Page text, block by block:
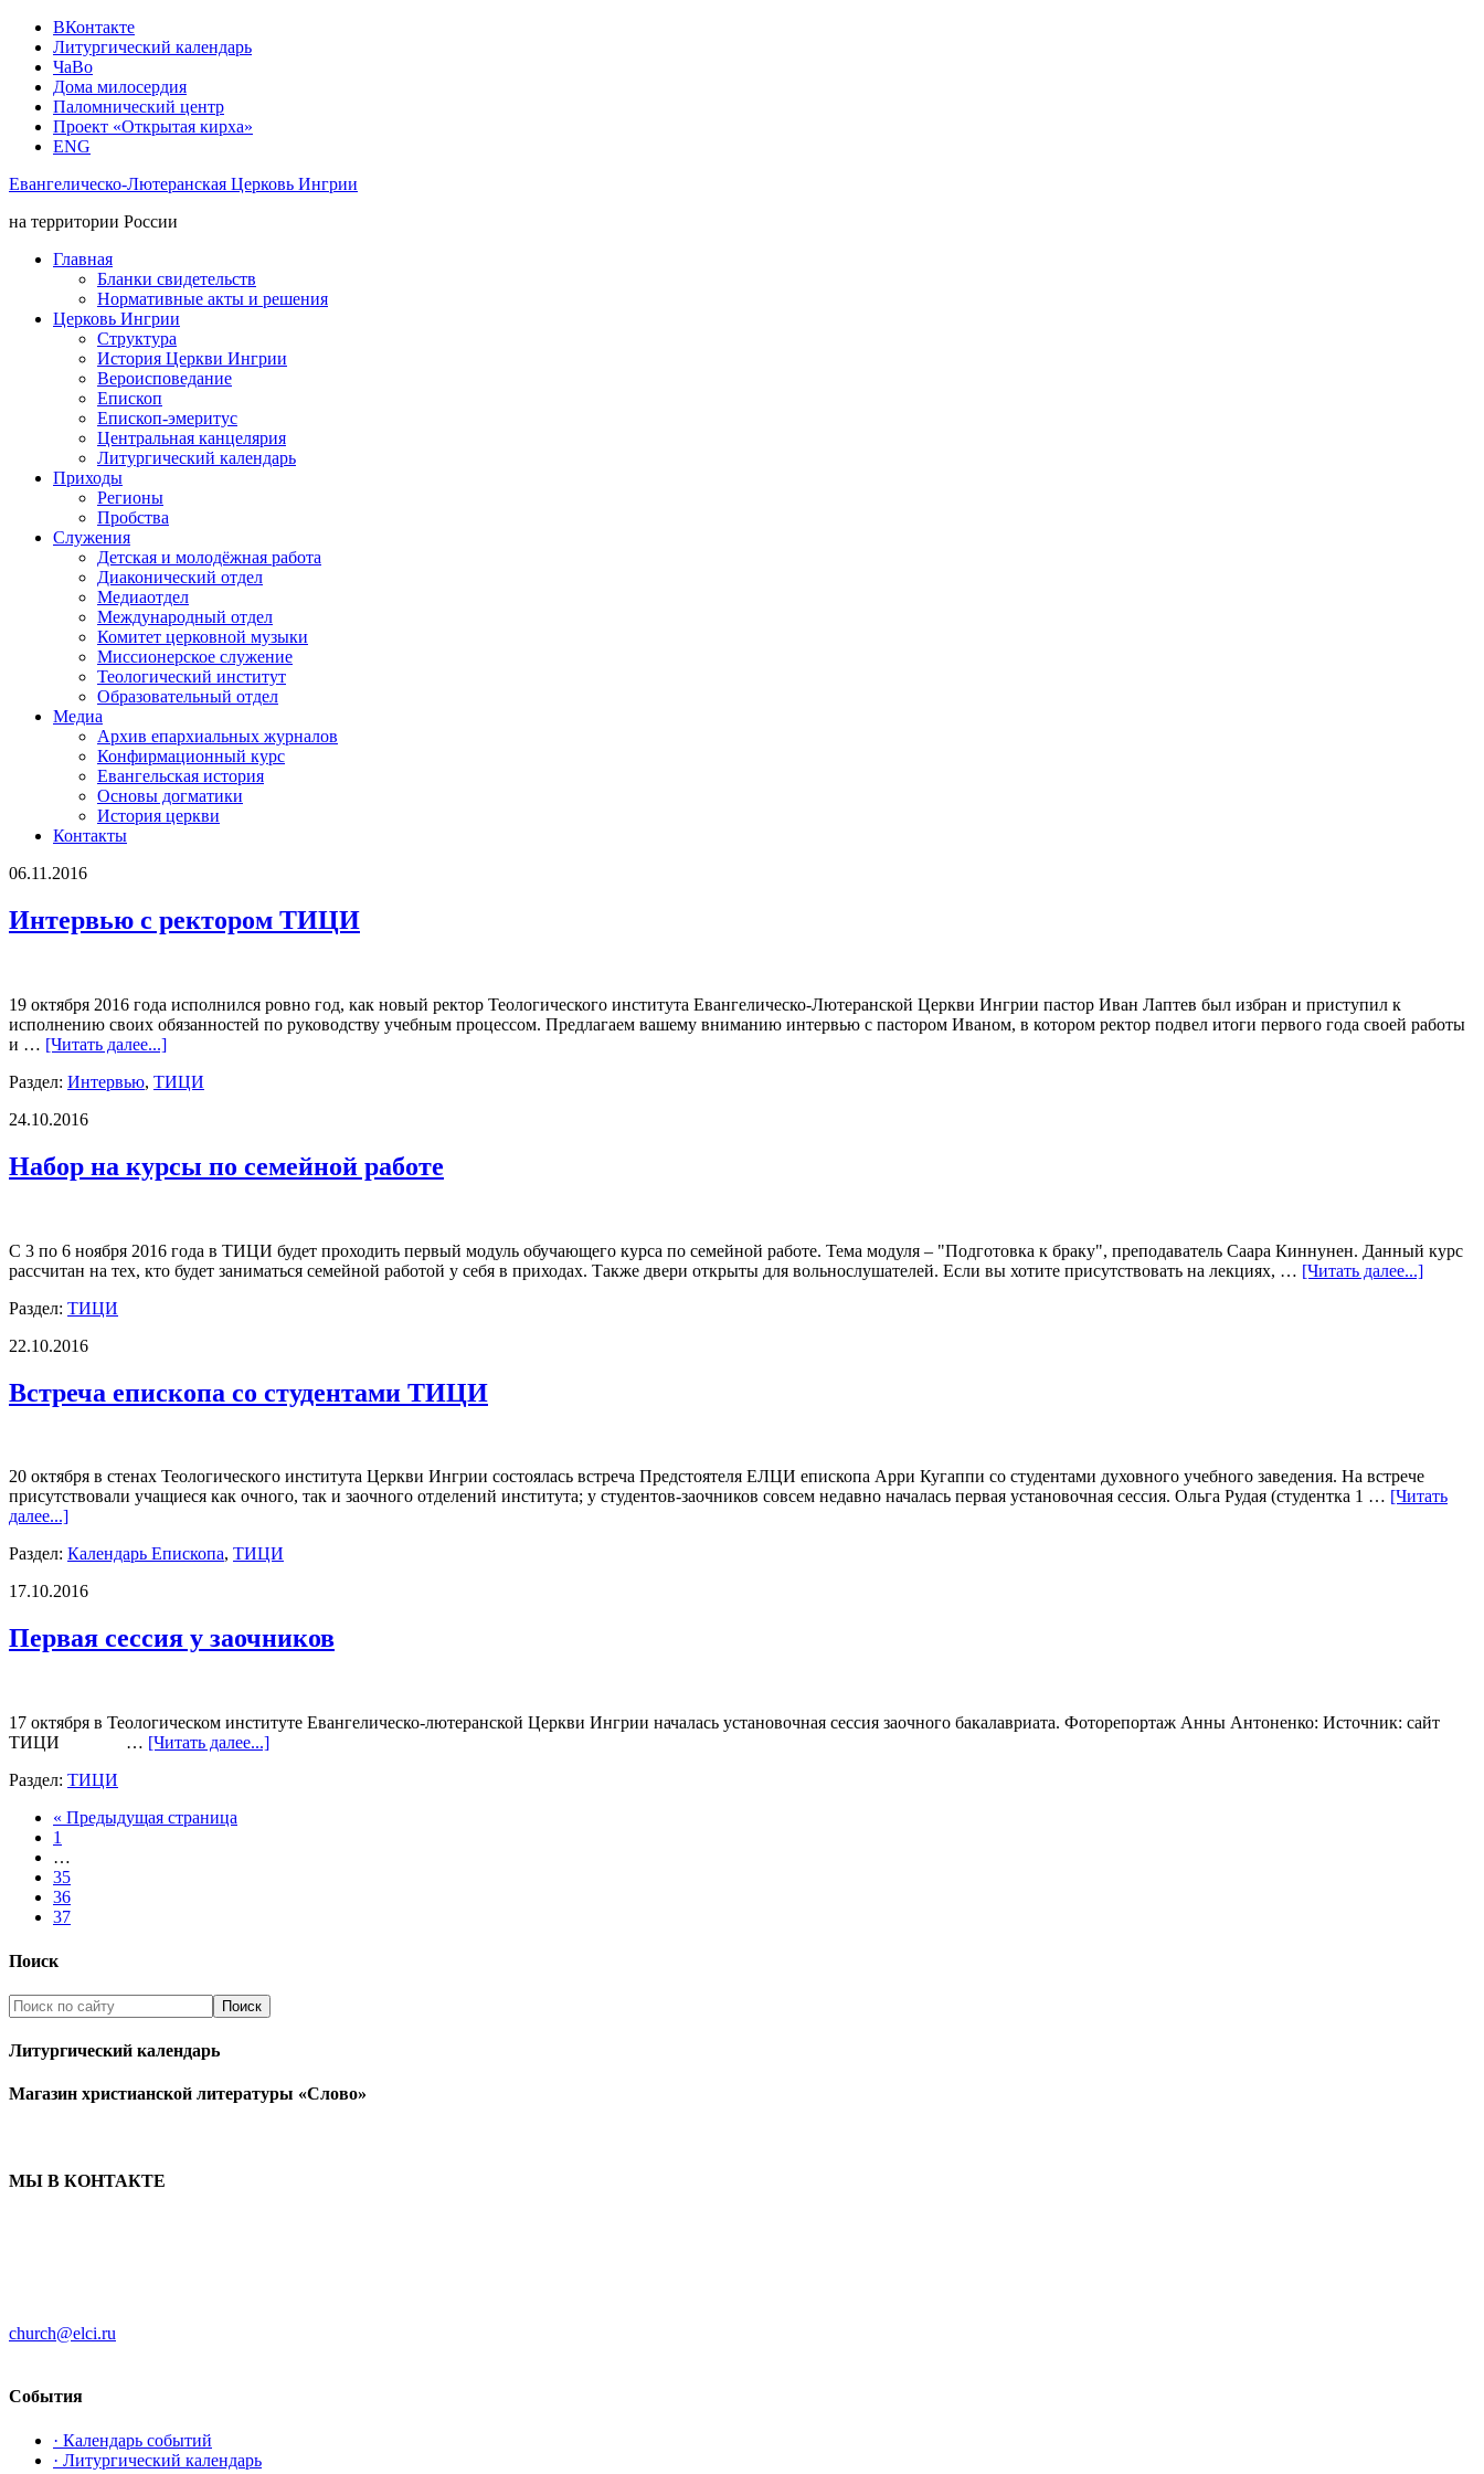
ВКонтакте
Литургический календарь
ЧаВо
Дома милосердия
Паломнический центр
Проект «Открытая кирха»
ENG
Евангелическо-Лютеранская Церковь Ингрии
на территории России
Главная
Бланки свидетельств
Нормативные акты и решения
Церковь Ингрии
Структура
История Церкви Ингрии
Вероисповедание
Епископ
Епископ-эмеритус
Центральная канцелярия
Литургический календарь
Приходы
Регионы
Пробства
Служения
Детская и молодёжная работа
Диаконический отдел
Медиаотдел
Международный отдел
Комитет церковной музыки
Миссионерское служение
Теологический институт
Образовательный отдел
Медиа
Архив епархиальных журналов
Конфирмационный курс
Евангельская история
Основы догматики
История церкви
Контакты
06.11.2016
Интервью с ректором ТИЦИ
19 октября 2016 года исполнился ровно год, как новый ректор Теологического института Евангелическо-Лютеранской Церкви Ингрии пастор Иван Лаптев был избран и приступил к
исполнению своих обязанностей по руководству учебным процессом. Предлагаем вашему вниманию интервью с пастором Иваном, в котором ректор подвел итоги первого года своей работы
и … [Читать далее...]
Раздел: Интервью, ТИЦИ
24.10.2016
Набор на курсы по семейной работе
С 3 по 6 ноября 2016 года в ТИЦИ будет проходить первый модуль обучающего курса по семейной работе. Тема модуля – "Подготовка к браку", преподаватель Саара Киннунен. Данный курс
рассчитан на тех, кто будет заниматься семейной работой у себя в приходах. Также двери открыты для вольнослушателей. Если вы хотите присутствовать на лекциях, … [Читать далее...]
Раздел: ТИЦИ
22.10.2016
Встреча епископа со студентами ТИЦИ
20 октября в стенах Теологического института Церкви Ингрии состоялась встреча Предстоятеля ЕЛЦИ епископа Арри Кугаппи со студентами духовного учебного заведения. На встрече
присутствовали учащиеся как очного, так и заочного отделений института; у студентов-заочников совсем недавно началась первая установочная сессия. Ольга Рудая (студентка 1 … [Читать
далее...]
Раздел: Календарь Епископа, ТИЦИ
17.10.2016
Первая сессия у заочников
17 октября в Теологическом институте Евангелическо-лютеранской Церкви Ингрии началась установочная сессия заочного бакалавриата. Фоторепортаж Анны Антоненко: Источник: сайт
ТИЦИ … [Читать далее...]
Раздел: ТИЦИ
« Предыдущая страница
1
…
35
36
37
Поиск
Литургический календарь
Магазин христианской литературы «Слово»
МЫ В КОНТАКТЕ
church@elci.ru
События
· Календарь событий
· Литургический календарь